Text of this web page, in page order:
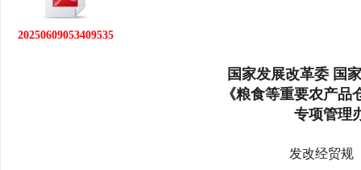
20250609053409535
国家发展改革委 国
《粮食等重要农产
专项管理
发改经贸规